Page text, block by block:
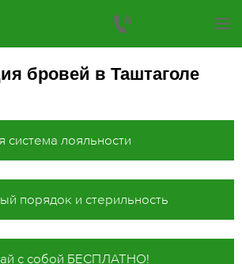
бровей в Таштаголе
система лояльности
порядок и стерильность
с собой БЕСПЛАТНО!